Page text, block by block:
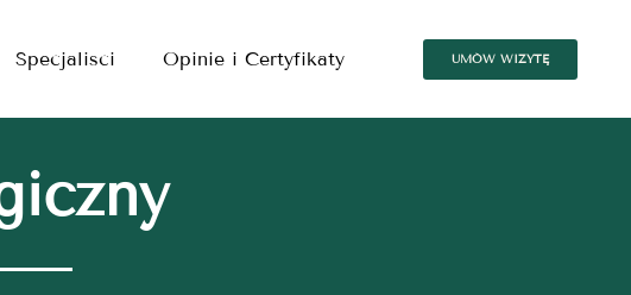
Specjalisci Opinie i Certyfikaty UMÓW WIZYTĘ